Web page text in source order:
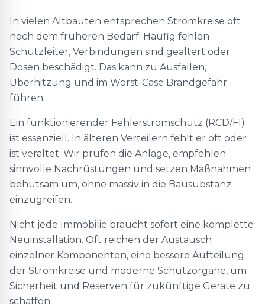
In vielen Altbauten entsprechen Stromkreise oft
noch dem früheren Bedarf. Häufig fehlen
Schutzleiter, Verbindungen sind gealtert oder
Dosen beschädigt. Das kann zu Ausfällen,
Überhitzung und im Worst-Case Brandgefahr
führen.
Ein funktionierender Fehlerstromschutz (RCD/FI)
ist essenziell. In älteren Verteilern fehlt er oft oder
ist veraltet. Wir prüfen die Anlage, empfehlen
sinnvolle Nachrüstungen und setzen Maßnahmen
behutsam um, ohne massiv in die Bausubstanz
einzugreifen.
Nicht jede Immobilie braucht sofort eine komplette
Neuinstallation. Oft reichen der Austausch
einzelner Komponenten, eine bessere Aufteilung
der Stromkreise und moderne Schutzorgane, um
Sicherheit und Reserven für zukünftige Geräte zu
schaffen.